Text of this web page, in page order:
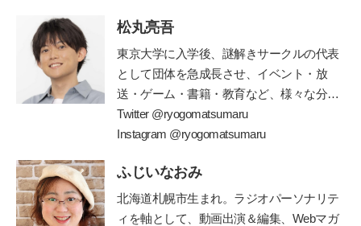
松丸亮吾
東京大学に入学後、謎解きサークルの代表
として団体を急成長させ、イベント・放
送・ゲーム・書籍・教育など、様々な分野
で一大ブームを巻き起こしている
の仕掛け人。現在は東大発の謎解きクリエ
とともに様々なメディアに謎解きを仕掛け
ている。監修書籍に、『東大ナゾトレ』シ
リーズ 扶桑社
、『東大松丸式ナゾトキス
Twitter @ryogomatsumaru
Instagram @ryogomatsumaru
ふじいなおみ
北海道札幌市生まれ。ラジオパーソナリテ
ィを軸として、動画出演＆編集、Webマガ